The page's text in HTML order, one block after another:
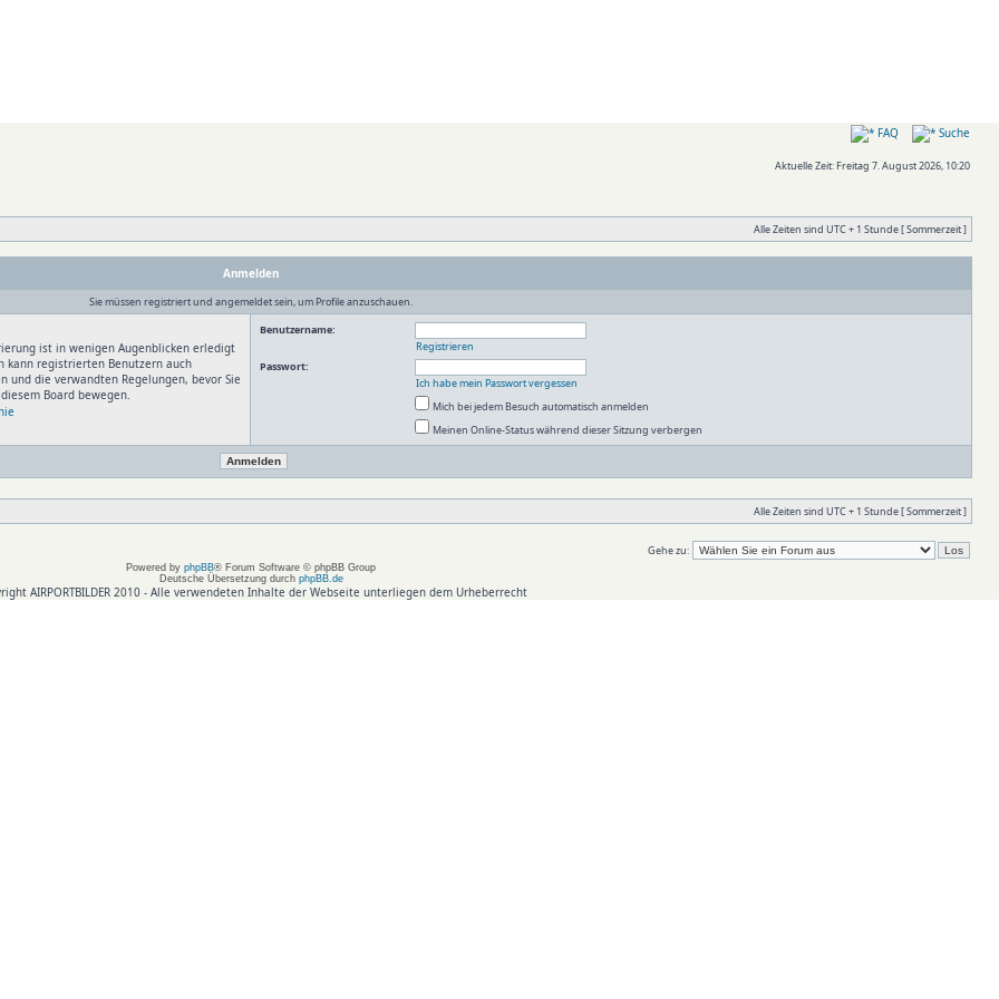
FAQ Suche
Aktuelle Zeit: Freitag 7. August 2026, 10:20
Alle Zeiten sind UTC + 1 Stunde [ Sommerzeit ]
Anmelden
Sie müssen registriert und angemeldet sein, um Profile anzuschauen.
ist in wenigen Augenblicken erledigt
kann registrierten Benutzern auch
und die verwandten Regelungen, bevor Sie
Board bewegen.
Benutzername:
Registrieren
Passwort:
Ich habe mein Passwort vergessen
Mich bei jedem Besuch automatisch anmelden
Meinen Online-Status während dieser Sitzung verbergen
Alle Zeiten sind UTC + 1 Stunde [ Sommerzeit ]
Gehe zu:
Powered by phpBB® Forum Software © phpBB Group
Deutsche Übersetzung durch phpBB.de
AIRPORTBILDER 2010 - Alle verwendeten Inhalte der Webseite unterliegen dem Urheberrecht